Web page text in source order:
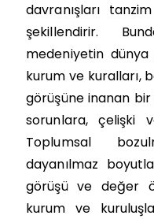
davranışları
şekillendirir.
medeniyetin
kurum ve kuralları,
görüşüne inanan
sorunlara, çelişki
Toplumsal
dayanılmaz
görüşü ve değer
kurum ve